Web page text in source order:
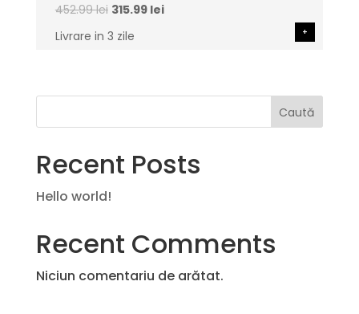
452.99lei 315.99 lei
Livrare in 3 zile
+
Caută
Recent Posts
Hello world!
Recent Comments
Niciun comentariu de arătat.